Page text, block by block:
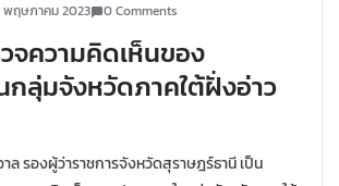
พฤษภาคม 2023 0 Comments
จความคิดเห็นของ
กลุ่มจังหวัดภาคใต้ฝั่งอ่าว
ล รองผู้ว่าราชการจังหวัดสุราษฎร์ธานี เป็น